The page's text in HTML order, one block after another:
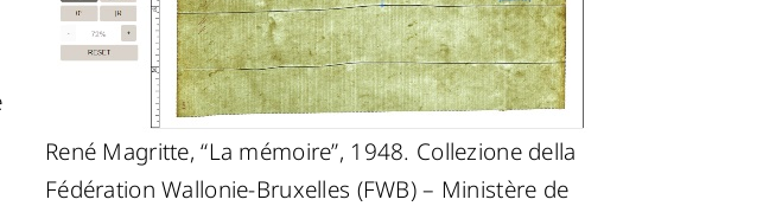
René Magritte, “La mémoire”, 1948. Collezione della
Fédération Wallonie-Bruxelles (FWB) – Ministère de